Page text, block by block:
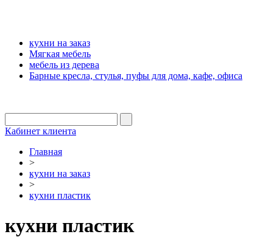
кухни на заказ
Мягкая мебель
мебель из дерева
Барные кресла, стулья, пуфы для дома, кафе, офиса
Кабинет клиента
Главная
>
кухни на заказ
>
кухни пластик
кухни пластик